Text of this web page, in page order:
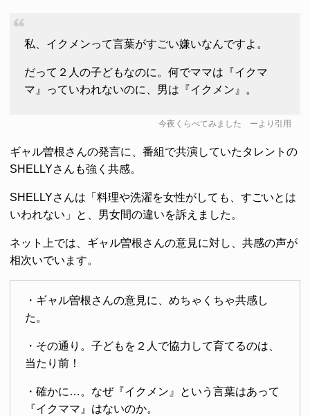
私、イクメンって言葉がすごい嫌いなんですよ。
だって２人の子どもなのに。何でママは『イクマ
マ』っていわれないのに、男は『イクメン』。
今夜くらべてみました ーより引用
ギャル曽根さんの発言に、番組で共演していたタレントの
SHELLYさんも強く共感。
SHELLYさんは「料理や洗濯を女性がしても、すごいとは
いわれない」と、男女間の違いを訴えました。
ネット上では、ギャル曽根さんの意見に対し、共感の声が
相次いでいます。
・ギャル曽根さんの意見に、めちゃくちゃ共感し
た。
・その通り。子どもを２人で協力して育てるのは、
当たり前！
・確かに…。なぜ『イクメン』という言葉はあって
『イクママ』はないのか。